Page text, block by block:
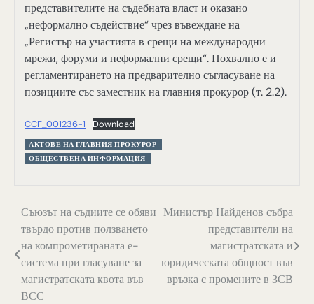
представителите на съдебната власт и оказано
„неформално съдействие“ чрез въвеждане на
„Регистър на участията в срещи на международни
мрежи, форуми и неформални срещи“. Похвално е и
регламентирането на предварително съгласуване на
позициите със заместник на главния прокурор (т. 2.2).
CCF_001236-1 Download
АКТОВЕ НА ГЛАВНИЯ ПРОКУРОР
ОБЩЕСТВЕНА ИНФОРМАЦИЯ
Навигация
Съюзът на съдиите се обяви
твърдо против ползването
на компрометираната е-
система при гласуване за
магистратската квота във
ВСС
Министър Найденов събра
представители на
магистратската и
юридическата общност във
връзка с промените в ЗСВ